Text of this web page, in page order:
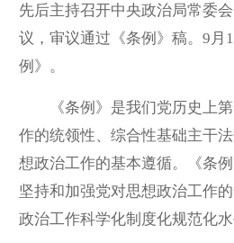
先后主持召开中央政治局常委
议，审议通过《条例》稿。9月
例》。
《条例》是我们党历史上第
作的统领性、综合性基础主干
想政治工作的基本遵循。《条
坚持和加强党对思想政治工作
政治工作科学化制度化规范化水